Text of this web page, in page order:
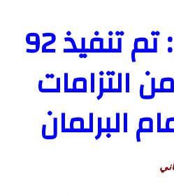
الوزير الأول: تم تنفيذ 92
التزامات
البرلمان